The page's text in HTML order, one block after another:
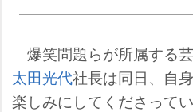
爆笑問題らが所属する
太田光代社長は同日、自
楽しみにしてくださって